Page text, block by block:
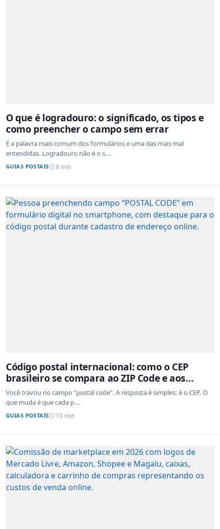
O que é logradouro: o significado, os tipos e
como preencher o campo sem errar
É a palavra mais comum dos formulários e uma das mais mal
entendidas. Logradouro não é o s...
GUIAS POSTAIS 8 min
Código postal internacional: como o CEP
brasileiro se compara ao ZIP Code e aos
sistemas de outros países
Você travou no campo "postal code". A resposta é simples: é o CEP. O
que muda é que cada p...
GUIAS POSTAIS 10 min